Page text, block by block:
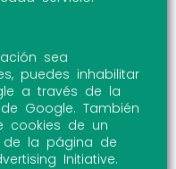
sea
puedes inhabilitar
a través de la
Google. También
cookies de un
de la página de
Initiative.